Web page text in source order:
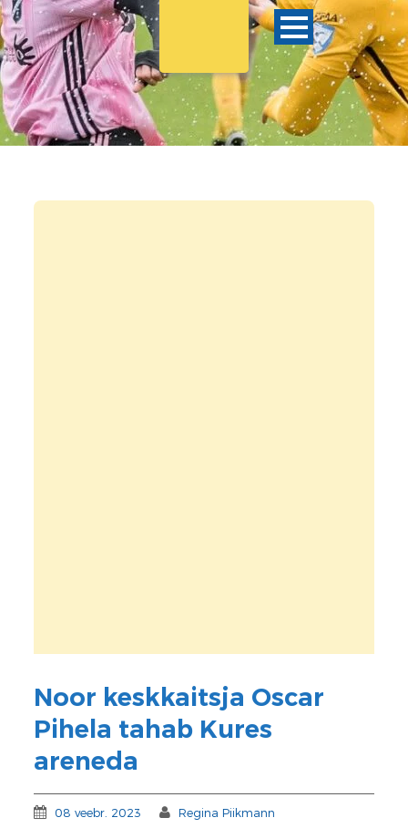
Noor keskkaitsja Oscar
Pihela tahab Kures
areneda
08 veebr. 2023
Regina Piikmann